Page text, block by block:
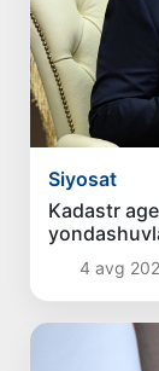
Siyosat
Kadastr
4 avg